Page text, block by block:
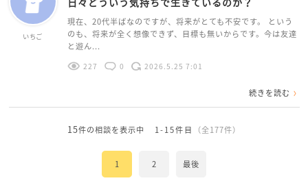
いちご
現在、20代半ばなのですが、将来がとても不安です。 という
のも、将来が全く想像できず、目標も無いからです。今は友達
と遊ん...
227 0 2026.5.25 7:01
続きを読む
15件の相談を表示中 1-15件目 （全177件）
1 2 最後